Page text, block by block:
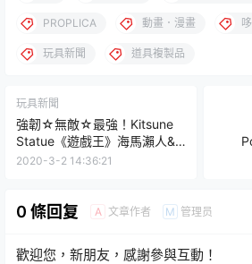
PROPLICA 動畫．漫畫
玩具新聞 道具複製品
玩具新聞
強韌☆無敵☆最強！Kitsune
Statue《遊戲王》海馬瀨人&
青眼究極龍 1/7比例雕像（Yu-
BLEUS）
2020-3-2 14:36:21
0 條回复 A 文章作者 M 管理员
歡迎您，新朋友，感謝參與互動！